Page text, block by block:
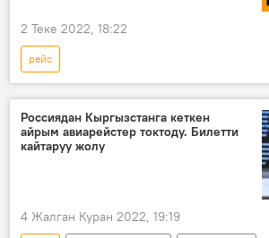
2 Теке 2022, 18:22
рейс
Россия
Крым
Херсон
Видео
автобус Симферополь
Россиядан Кыргызстанга кеткен
айрым авиарейстер токтоду. Билетти
кайтаруу жолу
4 Жалган Куран 2022, 19:19